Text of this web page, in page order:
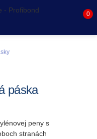
páska
peny s
stranách
0